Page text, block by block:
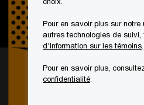
Pour en savoir plus sur
autres technologies de
d'information sur les témoins
Pour en savoir plus,
confidentialité